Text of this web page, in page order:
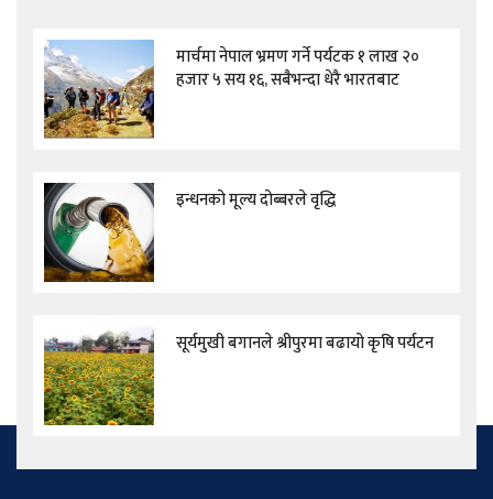
मार्चमा नेपाल भ्रमण गर्ने पर्यटक १ लाख २०
हजार ५ सय १६, सबैभन्दा धेरै भारतबाट
इन्धनको मूल्य दोब्बरले वृद्धि
सूर्यमुखी बगानले श्रीपुरमा बढायो कृषि पर्यटन